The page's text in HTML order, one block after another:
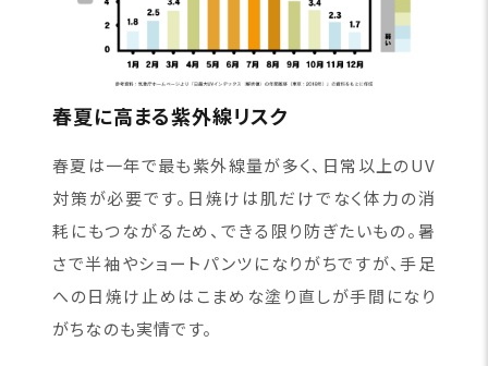
春夏に高まる紫外線リスク
春夏は一年で最も紫外線量が多く、日常以上のUV
対策が必要です。日焼けは肌だけでなく体力の消
耗にもつながるため、できる限り防ぎたいもの。暑
さで半袖やショートパンツになりがちですが、手足
への日焼け止めはこまめな塗り直しが手間になり
がちなのも実情です。